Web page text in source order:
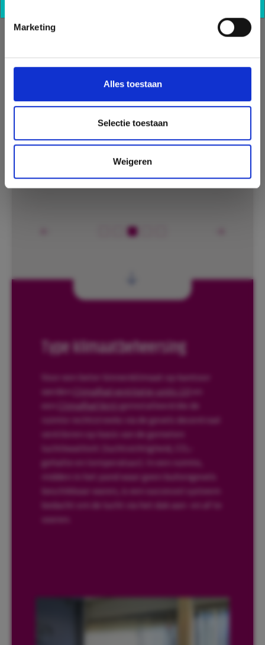
Marketing
Alles toestaan
Selectie toestaan
Weigeren
Type klimaatbeheersing
Voor een beter binnenklimaat op kantoor
werden
ClimaRad ventilatie-units 2.0
een
ClimaRad Verti
geïnstalleerd die de
ruimte rechtstreeks via de gevels decentraal
ventileren op basis van de gemeten
luchtkwaliteit (luchtvichtigheid, CO₂-
gehalte en temperatuur). In een ruimte,
midden in het pand waar geen buitengevels
beschikbaar waren, is een succesvol systeem
bedacht om de lucht via het dak aan- en af te
voeren.